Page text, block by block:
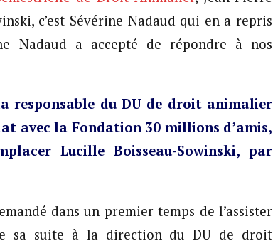
c’est Sévérine Nadaud qui en a repris
Nadaud a accepté de répondre à nos
responsable du DU de droit animalier
avec la Fondation 30 millions d’amis,
Lucille Boisseau-Sowinski, par
dans un premier temps de l’assister
sa suite à la direction du DU de droit